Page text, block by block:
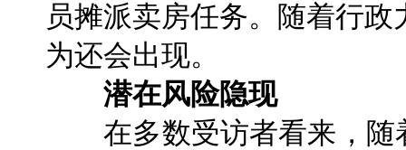
员摊派卖房任务。随着行
为还会出现。
潜在风险隐现
在多数受访者看来，随